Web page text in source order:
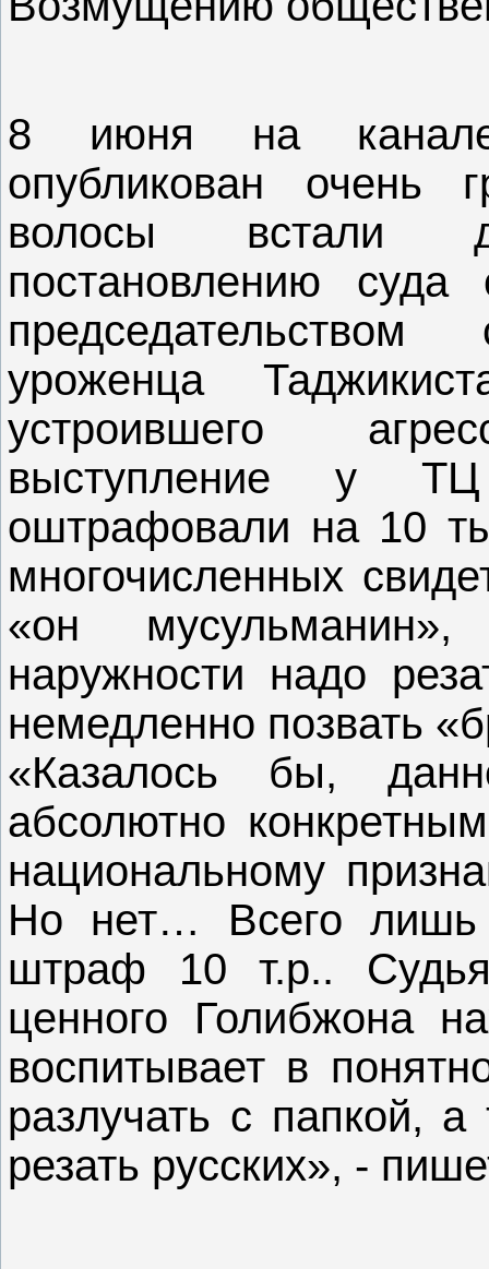
8 июня на канале
опубликован очень
волосы встали
постановлению
уроженца
устроившего
выступление у
оштрафовали на 10
многочисленных
«он
наружности надо
немедленно позвать
«Казалось бы,
абсолютно
национальному
Но нет… Всего
штраф 10 т.р..
ценного Голибжона
воспитывает в
разлучать с папкой,
резать русских», -